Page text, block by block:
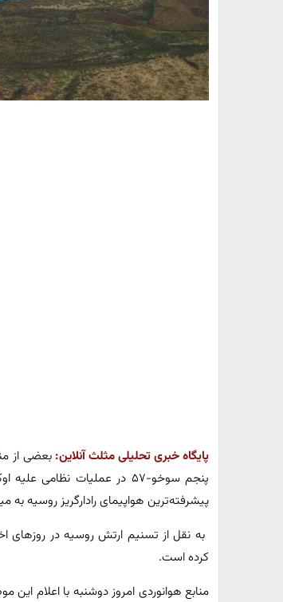
پایگاه خبری تحلیلی مثلث آنلاین: بعضی از
پنجم سوخو-۵۷ در عملیات
پیشرفته‌ترین هواپیمای رادارگریز روسیه به
کرده است.